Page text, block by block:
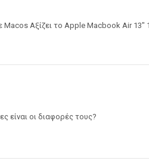
Αξίζει το Apple Macbook Air 13"
είναι οι διαφορές τους?